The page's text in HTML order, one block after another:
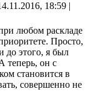
18:59 |
любом раскладе
Просто,
до этого, я был
теперь, он с
становится в
совершенно не